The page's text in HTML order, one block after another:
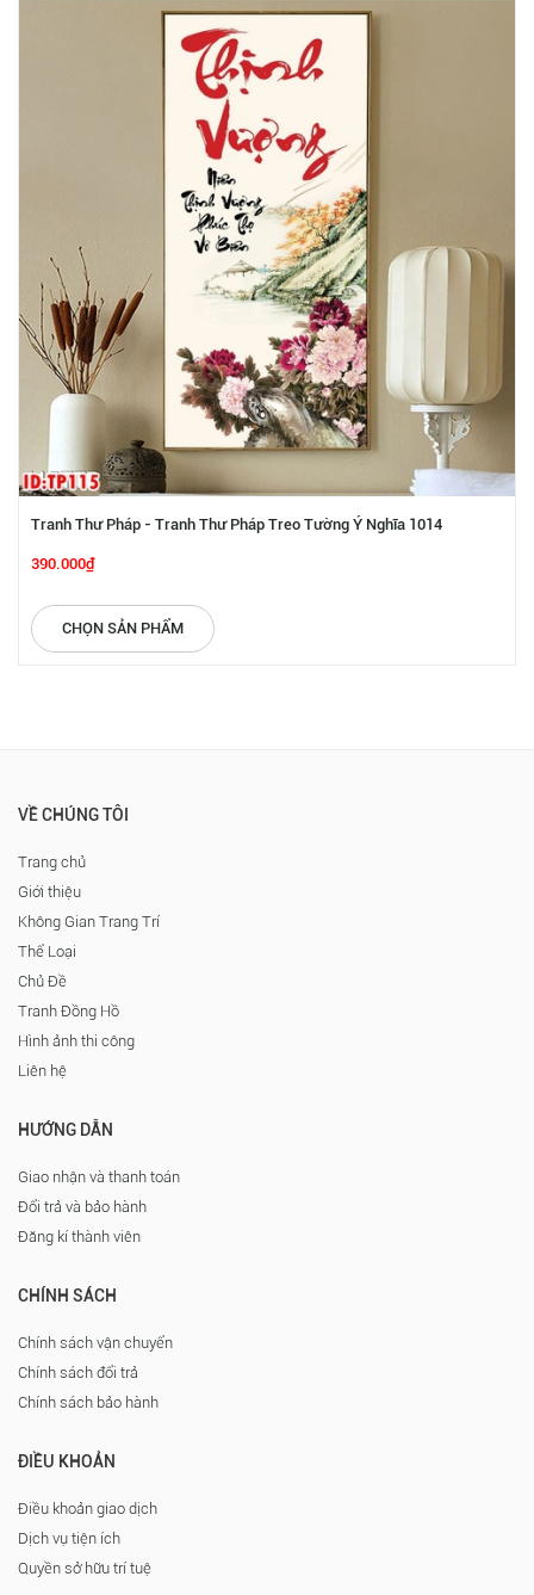
Tranh Thư Pháp - Tranh Thư Pháp Treo Tường Ý Nghĩa 1014
390.000₫
CHỌN SẢN PHẨM
VỀ CHÚNG TÔI
Trang chủ
Giới thiệu
Không Gian Trang Trí
Thể Loại
Chủ Đề
Tranh Đồng Hồ
Hình ảnh thi công
Liên hệ
HƯỚNG DẪN
Giao nhận và thanh toán
Đổi trả và bảo hành
Đăng kí thành viên
CHÍNH SÁCH
Chính sách vận chuyển
Chính sách đổi trả
Chính sách bảo hành
ĐIỀU KHOẢN
Điều khoản giao dịch
Dịch vụ tiện ích
Quyền sở hữu trí tuệ